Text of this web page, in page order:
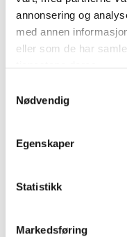
annonsering og
med annen
eller som de har
Nødvendig
Egenskaper
Statistikk
Markedsføring
Opptak
ved